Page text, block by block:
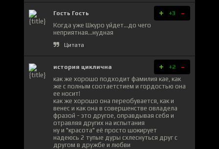
Гость Гость + +3 -
Когда уже Шкуро уйдет...до чего
неприятная...нудная
Цитата
история циклична + +2 -
как же хорошо подходит фамилия кае, как
же с полным соотаетстием и гордостью она
ее носит!
как же хорошо она переобувается, как и
венес и как она в совершенстве овладела
фразой - это другое, оправдывая себя и
отравляя других на испытания
ну и "красота" её просто шокирует
надеюсь 2 тупые дуры схлеснуться друг с
другом в дружбе и любви